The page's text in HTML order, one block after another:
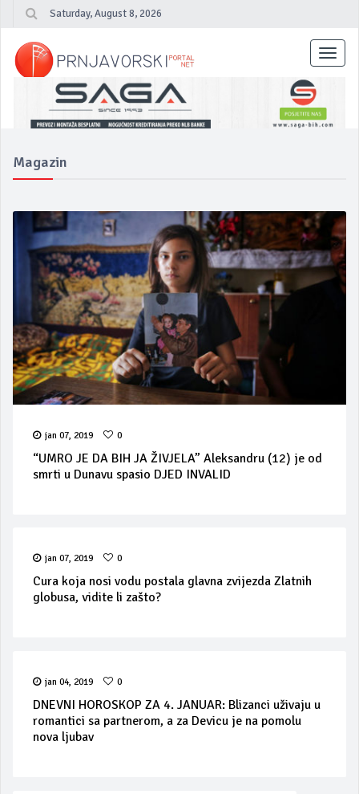
Saturday, August 8, 2026
Magazin
jan 07, 2019 0
“UMRO JE DA BIH JA ŽIVJELA” Aleksandru (12) je od
smrti u Dunavu spasio DJED INVALID
jan 07, 2019 0
Cura koja nosi vodu postala glavna zvijezda Zlatnih
globusa, vidite li zašto?
jan 04, 2019 0
DNEVNI HOROSKOP ZA 4. JANUAR: Blizanci uživaju u
romantici sa partnerom, a za Devicu je na pomolu
nova ljubav